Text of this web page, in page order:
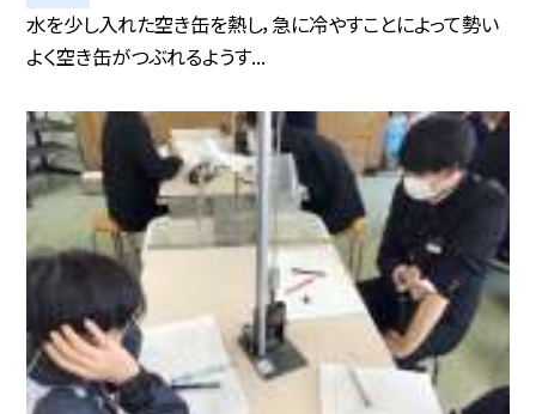
水を少し入れた空き缶を熱し，急に冷やすことによって勢い
よく空き缶がつぶれるようす...